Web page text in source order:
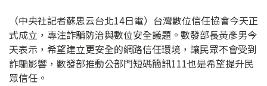
（中央社記者蘇思云台北14日電）台灣數位信任協會今天正
式成立，專注詐騙防治與數位安全議題。數發部長黃彥男今
天表示，希望建立更安全的網路信任環境，讓民眾不會受到
詐騙影響，數發部推動公部門短碼簡訊111也是希望提升民
眾信任。